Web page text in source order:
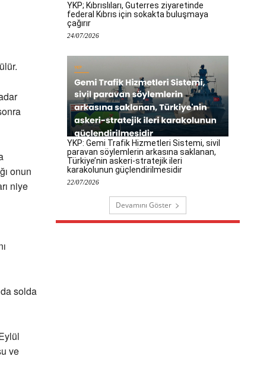
onun
niye
solda
ve
YKP; Kıbrıslıları, Guterres ziyaretinde
federal Kıbrıs için sokakta buluşmaya
çağırır
24/07/2026
YKP: Gemi Trafik Hizmetleri Sistemi, sivil
paravan söylemlerin arkasına saklanan,
Türkiye’nin askeri-stratejik ileri
karakolunun güçlendirilmesidir
22/07/2026
Devamını Göster